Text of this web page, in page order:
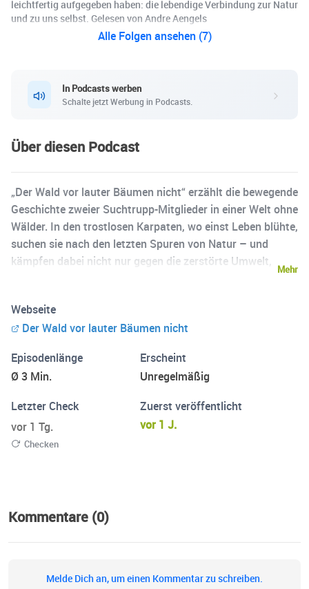
leichtfertig aufgegeben haben: die lebendige Verbindung zur Natur
und zu uns selbst. Gelesen von Andre Aengels
Alle Folgen ansehen (7)
In Podcasts werben
Schalte jetzt Werbung in Podcasts.
Über diesen Podcast
„Der Wald vor lauter Bäumen nicht“ erzählt die bewegende
Geschichte zweier Suchtrupp-Mitglieder in einer Welt ohne
Wälder. In den trostlosen Karpaten, wo einst Leben blühte,
suchen sie nach den letzten Spuren von Natur – und
kämpfen dabei nicht nur gegen die zerstörte Umwelt,
entfaltet sich ein stilles Drama über das, was wir
leichtfertig aufgegeben haben: die lebendige Verbindung
Mehr
Webseite
Der Wald vor lauter Bäumen nicht
Episodenlänge
Ø 3 Min.
Erscheint
Unregelmäßig
Letzter Check
vor 1 Tg.
Checken
Zuerst veröffentlicht
vor 1 J.
Kommentare (0)
Melde Dich an, um einen Kommentar zu schreiben.